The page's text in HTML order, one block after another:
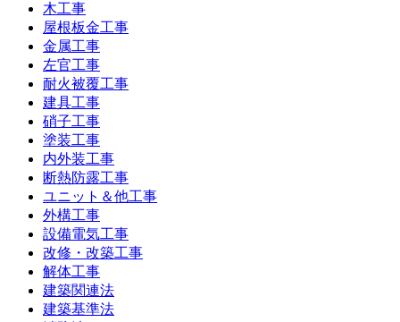
木工事
屋根板金工事
金属工事
左官工事
耐火被覆工事
建具工事
硝子工事
塗装工事
内外装工事
断熱防露工事
ユニット＆他工事
外構工事
設備電気工事
改修・改築工事
解体工事
建築関連法
建築基準法